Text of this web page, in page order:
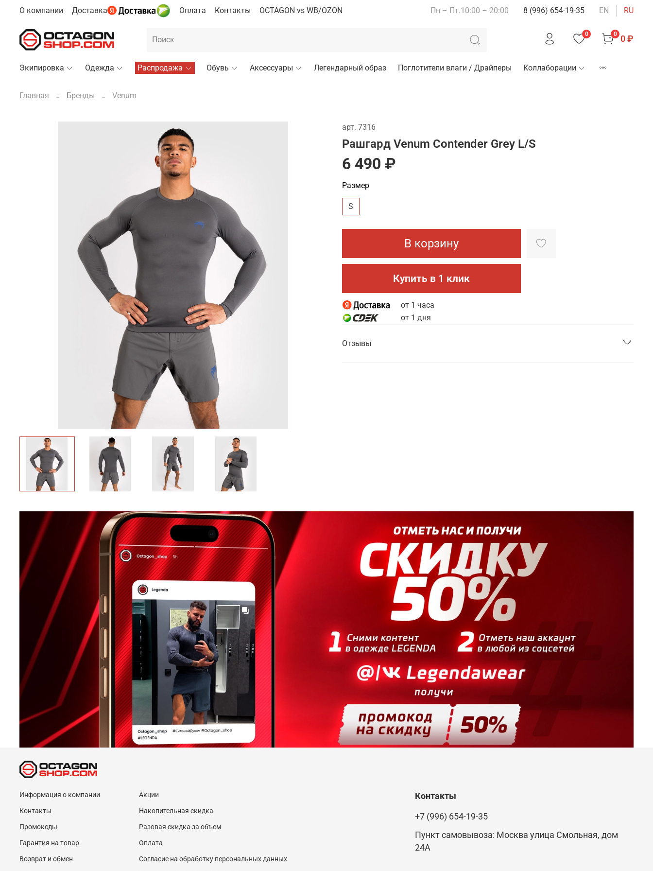
О компании Доставка Оплата Контакты OCTAGON vs WB/OZON Пн – Пт.10:00 – 20:00 8 (996) 654-19-35 EN RU
0 0 0 ₽
Экипировка Одежда Распродажа Обувь Аксессуары Легендарный образ Поглотители влаги / Драйперы Коллаборации
Главная Бренды Venum
арт. 7316
Рашгард Venum Contender Grey L/S
6 490 ₽
В корзину
Купить в 1 клик
от 1 часа
от 1 дня
Размер
S
Отзывы
Информация о компании
Контакты
Промокоды
Гарантия на товар
Возврат и обмен
Акции
Накопительная скидка
Разовая скидка за объем
Оплата
Согласие на обработку персональных данных
Контакты
+7 (996) 654-19-35
Пункт самовывоза: Москва улица Смольная, дом
24А